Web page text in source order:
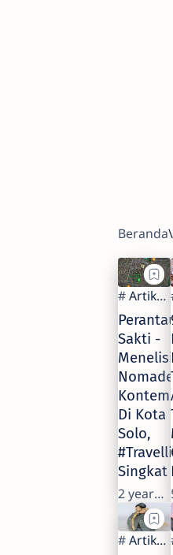
Sakti -
Di Kota
Solo,
Singkat
2 years ago